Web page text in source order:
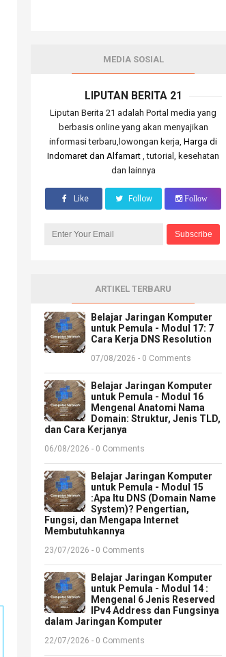
MEDIA SOSIAL
LIPUTAN BERITA 21
Liputan Berita 21 adalah Portal media yang
berbasis online yang akan menyajikan
informasi terbaru,lowongan kerja,Harga di
Indomaret dan Alfamart , tutorial, kesehatan
dan lainnya
Like Follow Follow
ARTIKEL TERBARU
Belajar Jaringan Komputer
untuk Pemula - Modul 17: 7
Cara Kerja DNS Resolution
07/08/2026 - 0 Comments
Belajar Jaringan Komputer
untuk Pemula - Modul 16
Mengenal Anatomi Nama
Domain: Struktur, Jenis TLD,
dan Cara Kerjanya
06/08/2026 - 0 Comments
Belajar Jaringan Komputer
untuk Pemula - Modul 15
:Apa Itu DNS (Domain Name
System)? Pengertian,
Fungsi, dan Mengapa Internet
Membutuhkannya
23/07/2026 - 0 Comments
Belajar Jaringan Komputer
untuk Pemula - Modul 14 :
Mengenal 6 Jenis Reserved
IPv4 Address dan Fungsinya
dalam Jaringan Komputer
22/07/2026 - 0 Comments